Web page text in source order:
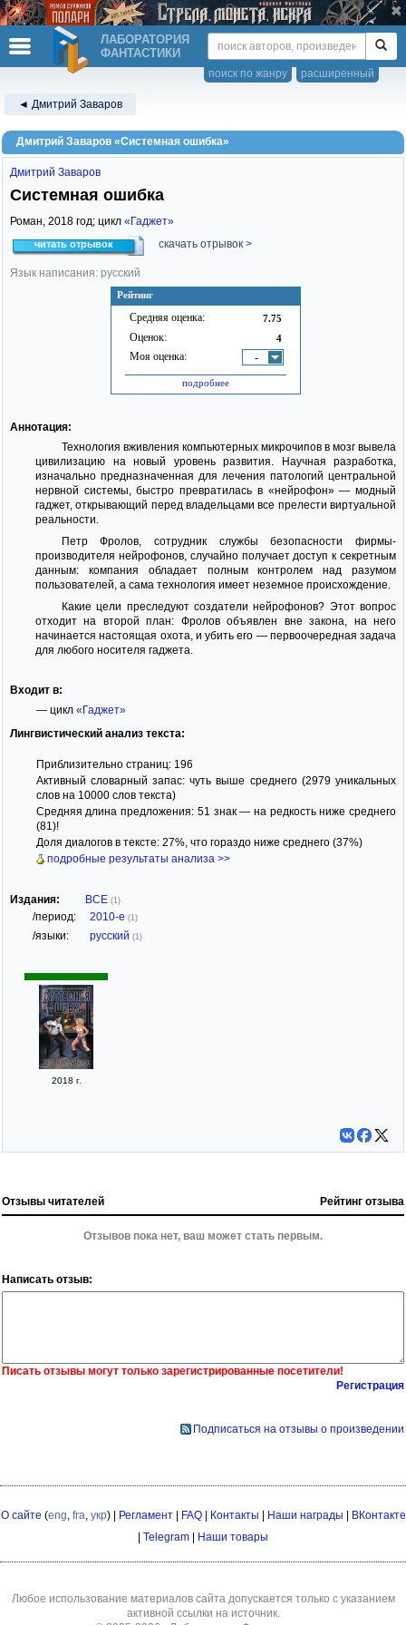
ЛАБОРАТОРИЯ
ФАНТАСТИКИ
расширенный
поиск по жанру
◄ Дмитрий Заваров
Дмитрий Заваров «Системная ошибка»
Рейтинг
Средняя оценка: 7.75
Оценок: 4
Моя оценка: -
подробнее
Дмитрий Заваров
Системная ошибка
Роман, 2018 год; цикл «Гаджет»
читать отрывок скачать отрывок >
Язык написания: русский
Аннотация:
Технология вживления компьютерных микрочипов в мозг вывела
цивилизацию на новый уровень развития. Научная разработка,
изначально предназначенная для лечения патологий центральной
нервной системы, быстро превратилась в «нейрофон» — модный
гаджет, открывающий перед владельцами все прелести виртуальной
реальности.
Петр Фролов, сотрудник службы безопасности фирмы-
производителя нейрофонов, случайно получает доступ к секретным
данным: компания обладает полным контролем над разумом
пользователей, а сама технология имеет неземное происхождение.
Какие цели преследуют создатели нейрофонов? Этот вопрос
отходит на второй план: Фролов объявлен вне закона, на него
начинается настоящая охота, и убить его — первоочередная задача
для любого носителя гаджета.
Входит в:
— цикл «Гаджет»
Лингвистический анализ текста:
Приблизительно страниц: 196
Активный словарный запас: чуть выше среднего (2979 уникальных
слов на 10000 слов текста)
Средняя длина предложения: 51 знак — на редкость ниже среднего
(81)!
Доля диалогов в тексте: 27%, что гораздо ниже среднего (37%)
подробные результаты анализа >>
Издания: ВСЕ (1)
/период: 2010-е (1)
/языки: русский (1)
2018 г.
Отзывы читателей Рейтинг отзыва
Отзывов пока нет, ваш может стать первым.
Написать отзыв:
Писать отзывы могут только зарегистрированные посетители!
Регистрация
Подписаться на отзывы о произведении
О сайте (eng fra укр) | Регламент| FAQ| Контакты | Наши награды | ВКонтакте
| Telegram | Наши товары
Любое использование материалов сайта допускается только с указанием
активной ссылки на источник.